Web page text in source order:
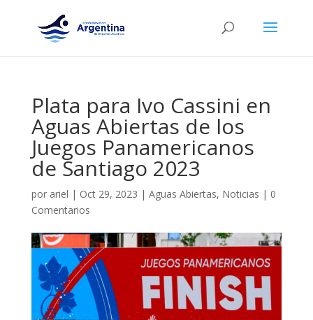
Plata para Ivo Cassini en
Aguas Abiertas de los
Juegos Panamericanos
de Santiago 2023
por ariel | Oct 29, 2023 | Aguas Abiertas, Noticias | 0
Comentarios